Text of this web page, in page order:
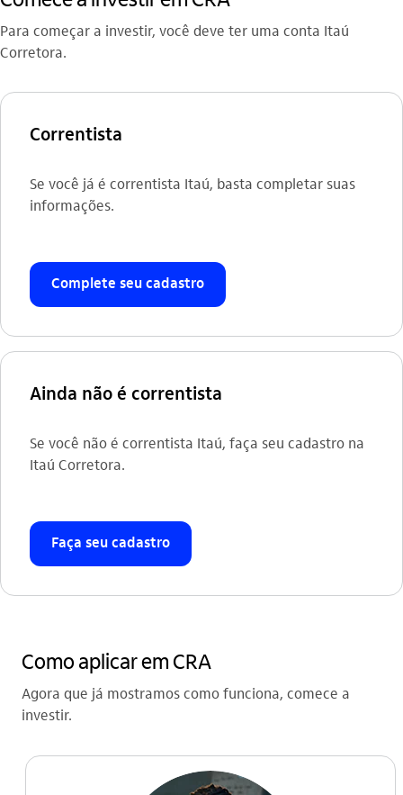
Para começar a investir, você deve ter uma conta Itaú
Corretora.
Correntista
Se você já é correntista Itaú, basta completar suas
informações.
Complete seu cadastro
Ainda não é correntista
Se você não é correntista Itaú, faça seu cadastro na
Itaú Corretora.
Faça seu cadastro
Como aplicar em CRA
Agora que já mostramos como funciona, comece a
investir.